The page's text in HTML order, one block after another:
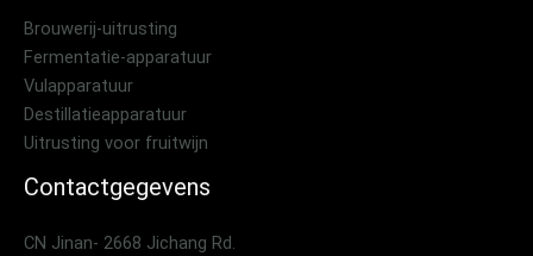
Brouwerij-uitrusting
Fermentatie-apparatuur
Vulapparatuur
Destillatieapparatuur
Uitrusting voor fruitwijn
Contactgegevens
CN Jinan- 2668 Jichang Rd.